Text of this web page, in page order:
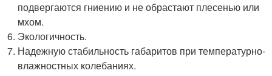
подвергаются гниению и не обрастают плесенью или
мхом.
Экологичность.
Надежную стабильность габаритов при температурно-
влажностных колебаниях.